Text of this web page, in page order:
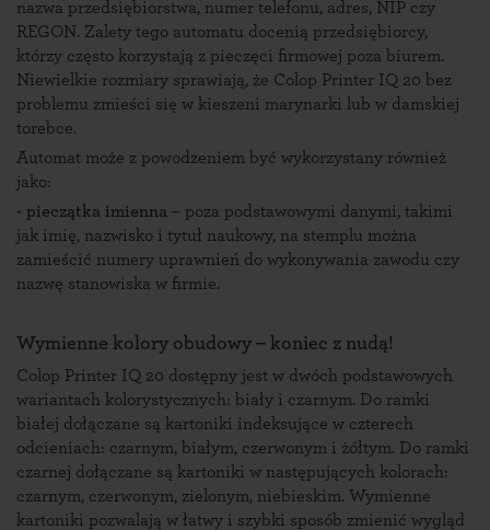
nazwa przedsiębiorstwa, numer telefonu, adres, NIP czy
REGON. Zalety tego automatu docenią przedsiębiorcy,
którzy często korzystają z pieczęci firmowej poza biurem.
Niewielkie rozmiary sprawiają, że Colop Printer IQ 20 bez
problemu zmieści się w kieszeni marynarki lub w damskiej
torebce.
Automat może z powodzeniem być wykorzystany również
jako:
- pieczątka imienna – poza podstawowymi danymi, takimi
jak imię, nazwisko i tytuł naukowy, na stemplu można
zamieścić numery uprawnień do wykonywania zawodu czy
nazwę stanowiska w firmie.
Wymienne kolory obudowy – koniec z nudą!
Colop Printer IQ 20 dostępny jest w dwóch podstawowych
wariantach kolorystycznych: biały i czarnym. Do ramki
białej dołączane są kartoniki indeksujące w czterech
odcieniach: czarnym, białym, czerwonym i żółtym. Do ramki
czarnej dołączane są kartoniki w następujących kolorach:
czarnym, czerwonym, zielonym, niebieskim. Wymienne
kartoniki pozwalają w łatwy i szybki sposób zmienić wygląd